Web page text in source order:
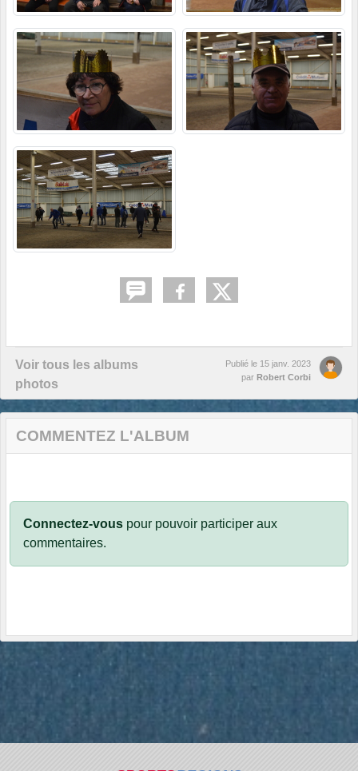
Voir tous les albums
photos
Publié le 15 janv. 2023
par Robert Corbi
COMMENTEZ L'ALBUM
Connectez-vous pour pouvoir participer aux
commentaires.